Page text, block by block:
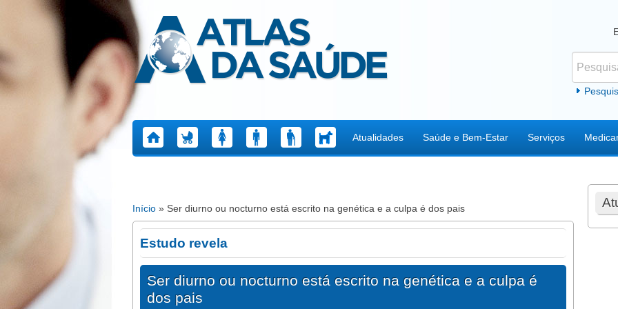
Atlas da Saúde
Atualidades Saúde e Bem-Estar Serviços
Está aqui
Início » Ser diurno ou nocturno está escrito na genética e a culpa é dos pais
Estudo revela
Ser diurno ou nocturno está escrito na genética e a culpa é
dos pais